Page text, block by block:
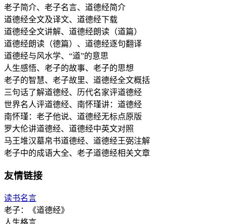
老子简介、老子名言、道德经简介
道德经全文及译文、道德经下载
道德经全文讲解、道德经朗读（道篇）
道德经朗读（德篇）、道德经逐句翻译
道德经与风水学、“道”的意思
人生感悟、老子的故事、老子的思想
老子的智慧、老子故里、道德经全文概括
三句话了解道德经、历代名家评道德经
世界名人评道德经、南怀瑾讲：道德经
南怀瑾：老子他说、道德经无标点原版
罗大伦讲道德经、道德经中英文对照
马王堆汉墓帛书道德经、道德经王弼注解
老子中的成语大全、老子道德经相关文章
友情链接
读书名言
老子：《道德经》
人生格言